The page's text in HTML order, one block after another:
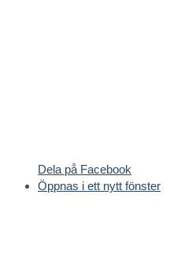
Dela på Facebook
Öppnas i ett nytt fönster